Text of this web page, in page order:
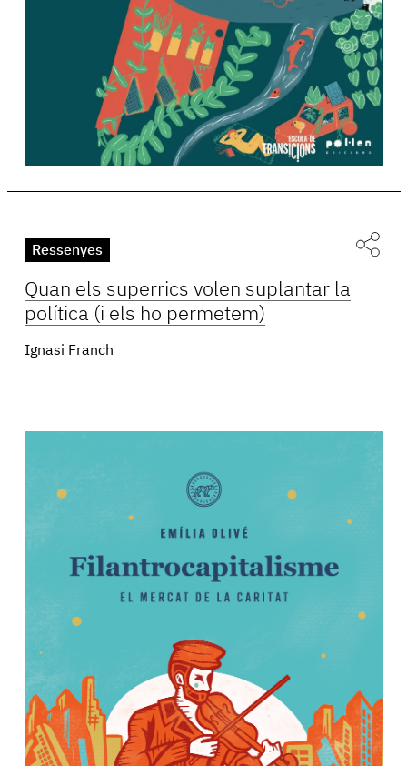
Ressenyes
Quan els superrics volen suplantar la
política (i els ho permetem)
Ignasi Franch